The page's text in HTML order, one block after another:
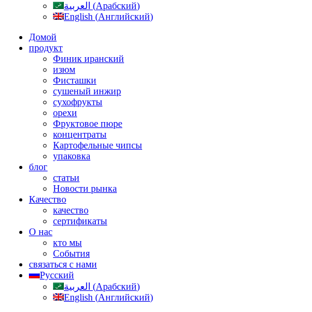
العربية (Арабский)
English (Английский)
Домой
продукт
Финик иранский
изюм
Фисташки
сушеный инжир
сухофрукты
орехи
Фруктовое пюре
концентраты
Картофельные чипсы
упаковка
блог
статьи
Новости рынка
Качество
качество
сертификаты
О нас
кто мы
События
связаться с нами
Русский
العربية (Арабский)
English (Английский)